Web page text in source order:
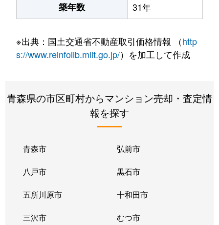
築年数 31年
※出典：国土交通省不動産取引価格情報 （http
s://www.reinfolib.mlit.go.jp/）を加工して作成
青森県の市区町村からマンション売却・査定情
報を探す
青森市 弘前市
八戸市 黒石市
五所川原市 十和田市
三沢市 むつ市